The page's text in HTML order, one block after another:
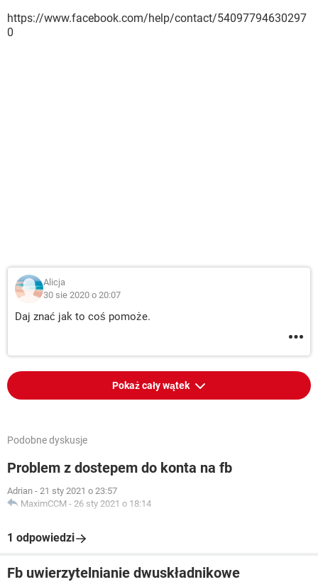
https://www.facebook.com/help/contact/54097794630297
0
Alicja
30 sie 2020 o 20:07
Daj znać jak to coś pomoże.
Pokaż cały wątek
Podobne dyskusje
Problem z dostepem do konta na fb
Adrian - 21 sty 2021 o 23:57
MaximCCM - 26 sty 2021 o 18:14
1 odpowiedzi
Fb uwierzytelnianie dwuskładnikowe